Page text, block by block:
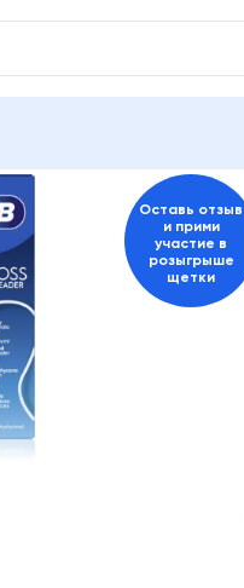
Оставь отзыв
и прими
участие в
розыгрыше
щетки